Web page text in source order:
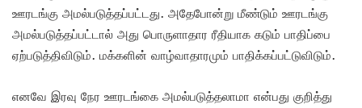
ஊரடங்கு அமல்படுத்தப்பட்டது. அதேபோன்று மீண்டும் ஊரடங்கு
அமல்படுத்தப்பட்டால் அது பொருளாதார ரீதியாக கடும் பாதிப்பை
ஏற்படுத்திவிடும். மக்களின் வாழ்வாதாரமும் பாதிக்கப்பட்டுவிடும்.
எனவே இரவு நேர ஊரடங்கை அமல்படுத்தலாமா என்பது குறித்து